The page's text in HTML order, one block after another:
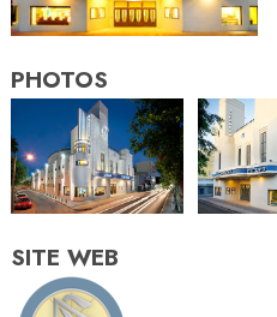
PHOTOS
SITE WEB